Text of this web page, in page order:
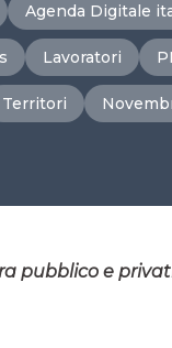
Agenda Digitale
Lavoratori
Territori
pubblico e